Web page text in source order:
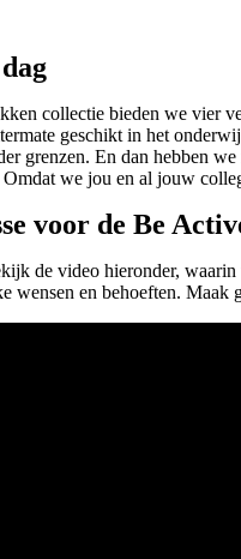
collectie bieden we vier
geschikt in het
grenzen. En dan hebben
we jou en al jouw
voor de Be
de video hieronder,
wensen en behoeften. Maak